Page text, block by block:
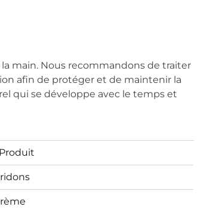
main. Nous recommandons de traiter
afin de protéger et de maintenir la
qui se développe avec le temps et